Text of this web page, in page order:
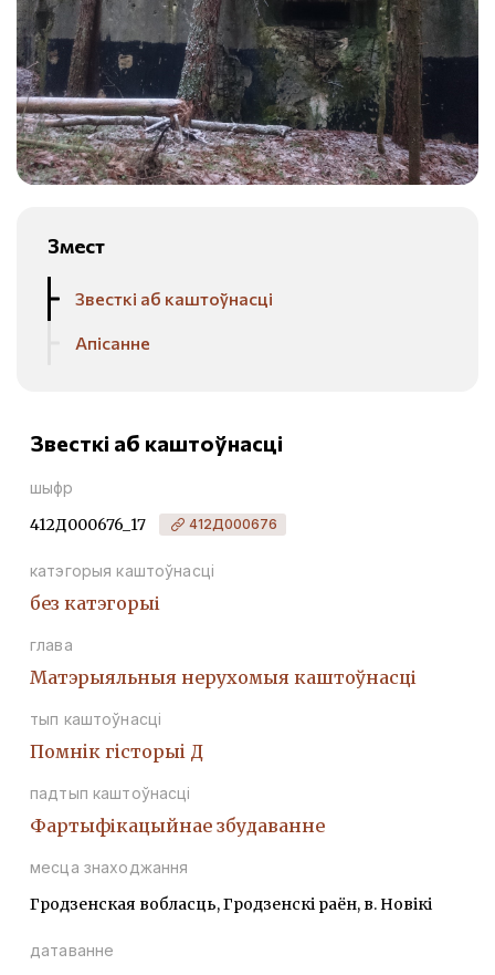
Змест
Звесткі аб каштоўнасці
Апісанне
Звесткі аб каштоўнасці
шыфр
412Д000676_17 412Д000676
катэгорыя каштоўнасці
без катэгорыі
глава
Матэрыяльныя нерухомыя каштоўнасці
тып каштоўнасці
Помнiк гiсторыi Д
падтып каштоўнасці
Фартыфікацыйнае збудаванне
месца знаходжання
Гродзенская вобласць, Гродзенскі раён, в. Новікі
датаванне